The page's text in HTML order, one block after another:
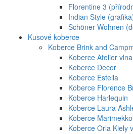
Florentine 3
Indian Style
Schöner Wohnen
Kusové koberce
Koberce Brink and
Koberce Atelier vlna
Koberce Decor
Koberce Estella
Koberce Florence
Koberce Harlequin
Koberce Laura
Koberce
Koberce Orla Kiely